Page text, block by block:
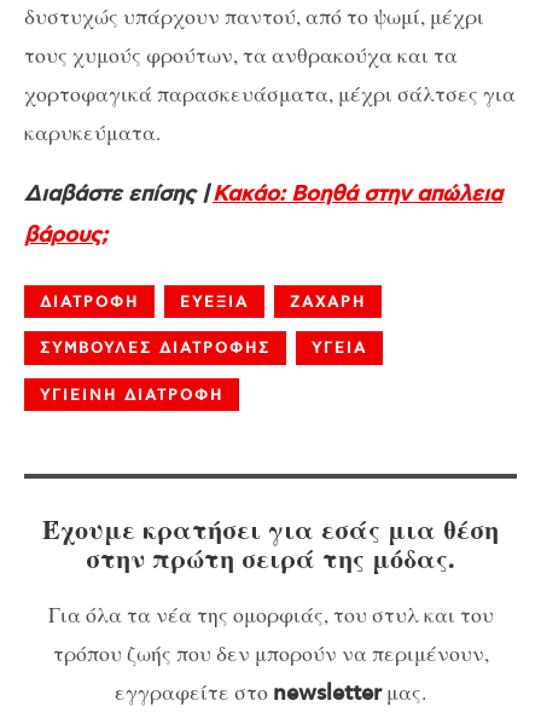
δυστυχώς υπάρχουν παντού, από το ψωμί, μέχρι
τους χυμούς φρούτων, τα ανθρακούχα και τα
χορτοφαγικά παρασκευάσματα, μέχρι σάλτσες για
καρυκεύματα.
Διαβάστε επίσης |Κακάο: Βοηθά στην απώλεια
βάρους;
ΔΙΑΤΡΟΦΗ ΕΥΕΞΙΑ ΖΑΧΑΡΗ
ΣΥΜΒΟΥΛΕΣ ΔΙΑΤΡΟΦΗΣ ΥΓΕΙΑ
ΥΓΙΕΙΝΗ ΔΙΑΤΡΟΦΗ
Έχουμε κρατήσει για εσάς μια θέση
στην πρώτη σειρά της μόδας.
Για όλα τα νέα της ομορφιάς, του στυλ και του
τρόπου ζωής που δεν μπορούν να περιμένουν,
εγγραφείτε στο newsletterμας.